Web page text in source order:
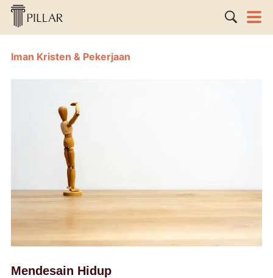
Iman Kristen & Pekerjaan
Mendesain Hidup